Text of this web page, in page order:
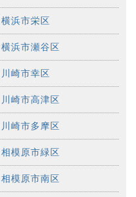
横浜市栄区
横浜市瀬谷区
川崎市幸区
川崎市高津区
川崎市多摩区
相模原市緑区
相模原市南区